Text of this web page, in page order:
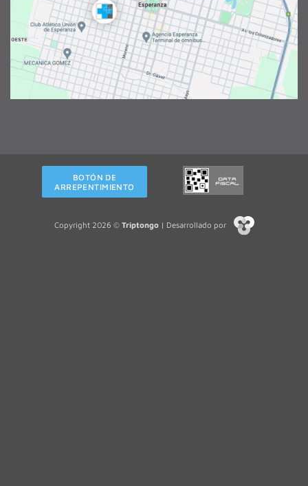
BOTÓN DE
ARREPENTIMIENTO
Copyright 2026 © Triptongo| Desarrollado por